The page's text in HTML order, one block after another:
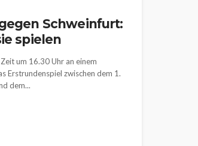
Schweinfurt:
spielen
um 16.30 Uhr an einem
Erstrundenspiel zwischen dem 1.
dem...